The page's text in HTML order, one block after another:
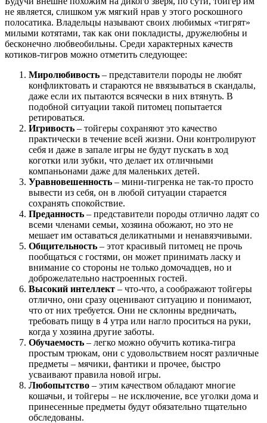
не является, слишком уж мягкий нрав у этого роскошного
полосатика. Владельцы называют своих любимых «тигрят»
милыми котятами, так как они покладисты, дружелюбны и
бесконечно любвеобильны. Среди характерных качеств
котиков-тигров можно отметить следующее:
Миролюбивость – представители породы не любят
конфликтовать и стараются не ввязываться в скандалы,
даже если их пытаются всячески в них втянуть. В
подобной ситуации такой питомец попытается
ретироваться.
Игривость – тойгеры сохраняют это качество
практически в течение всей жизни. Они контролируют
себя и даже в запале игры не будут пускать в ход
коготки или зубки, что делает их отличными
компаньонами даже для маленьких детей.
Уравновешенность – мини-тигренка не так-то просто
вывести из себя, он в любой ситуации старается
сохранять спокойствие.
Преданность – представители породы отлично ладят со
всеми членами семьи, хозяина обожают, но это не
мешает им оставаться деликатными и ненавязчивыми.
Общительность – этот красивый питомец не прочь
пообщаться с гостями, он может принимать ласку и
внимание со стороны не только домочадцев, но и
доброжелательно настроенных гостей.
Высокий интеллект – что-что, а соображают тойгеры
отлично, они сразу оценивают ситуацию и понимают,
что от них требуется. Они не склонны вредничать,
требовать пищу в 4 утра или нагло проситься на руки,
когда у хозяина другие заботы.
Обучаемость – легко можно обучить котика-тигра
простым трюкам, они с удовольствием носят различные
предметы – мячики, фантики и прочее, быстро
усваивают правила новой игры.
Любопытство – этим качеством обладают многие
кошачьи, и тойгеры – не исключение, все уголки дома и
принесенные предметы будут обязательно тщательно
обследованы.